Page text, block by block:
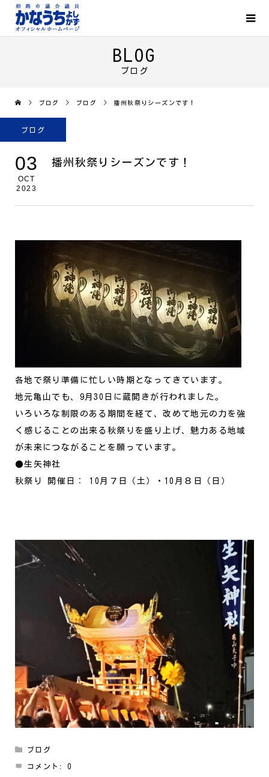
BLOG
ブログ
ブログ ブログ 播州秋祭りシーズンです！
ブログ
03
OCT
2023
播州秋祭りシーズンです！
各地で祭り準備に忙しい時期となってきています。
地元亀山でも、9月30日に蔵開きが行われました。
いろいろな制限のある期間を経て、改めて地元の力を強
く感じることの出来る秋祭りを盛り上げ、魅力ある地域
が未来につながることを願っています。
●生矢神社
秋祭り 開催日： 10月７日（土）・10月８日（日）
ブログ
コメント:0